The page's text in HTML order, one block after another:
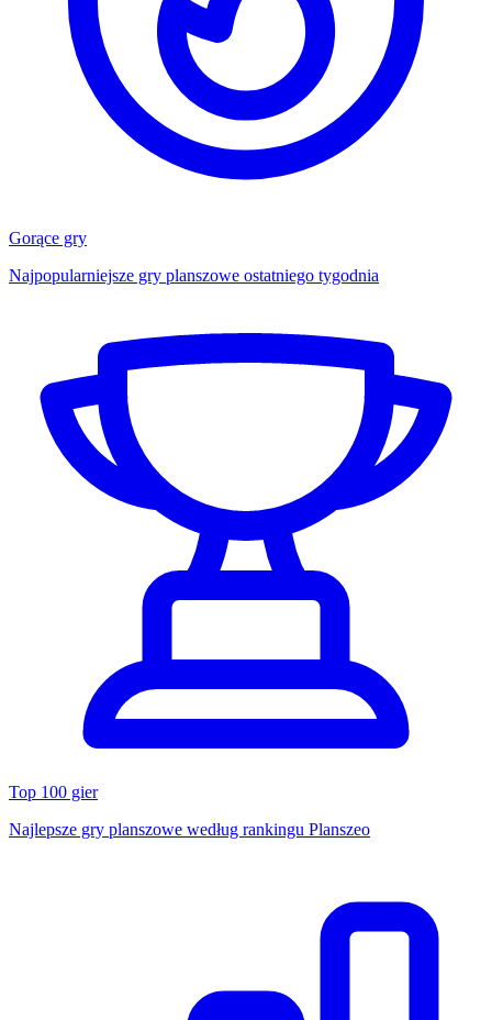
Gorące gry
Najpopularniejsze gry planszowe ostatniego tygodnia
Top 100 gier
Najlepsze gry planszowe według rankingu Planszeo